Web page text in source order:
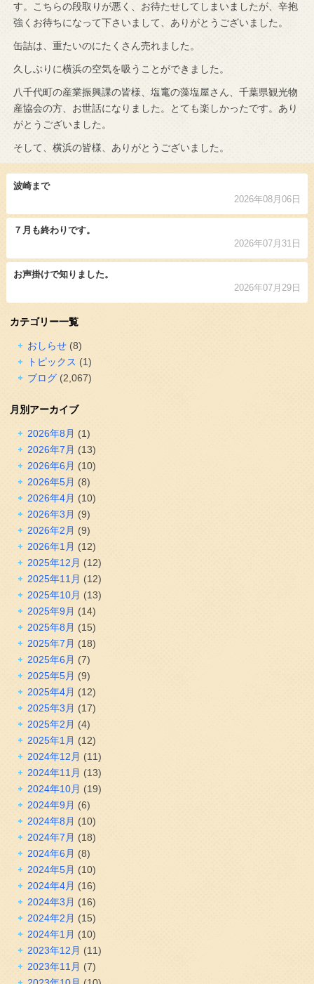
す。こちらの段取りが悪く、お待たせしてしまいましたが、辛抱
強くお待ちになって下さいまして、ありがとうございました。
缶詰は、重たいのにたくさん売れました。
久しぶりに横浜の空気を吸うことができました。
八千代町の産業振興課の皆様、塩竃の藻塩屋さん、千葉県観光物
産協会の方、お世話になりました。とても楽しかったです。あり
がとうございました。
そして、横浜の皆様、ありがとうございました。
波崎まで
2026年08月06日
７月も終わりです。
2026年07月31日
お声掛けで知りました。
2026年07月29日
カテゴリー一覧
おしらせ(8)
トピックス (1)
ブログ(2,067)
月別アーカイブ
2026年8月 (1)
2026年7月 (13)
2026年6月 (10)
2026年5月 (8)
2026年4月 (10)
2026年3月 (9)
2026年2月 (9)
2026年1月 (12)
2025年12月 (12)
2025年11月 (12)
2025年10月 (13)
2025年9月 (14)
2025年8月 (15)
2025年7月 (18)
2025年6月 (7)
2025年5月 (9)
2025年4月 (12)
2025年3月 (17)
2025年2月 (4)
2025年1月 (12)
2024年12月 (11)
2024年11月 (13)
2024年10月 (19)
2024年9月 (6)
2024年8月 (10)
2024年7月 (18)
2024年6月 (8)
2024年5月 (10)
2024年4月 (16)
2024年3月 (16)
2024年2月 (15)
2024年1月 (10)
2023年12月 (11)
2023年11月 (7)